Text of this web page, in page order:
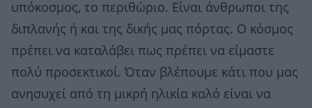
υπόκοσμος, το περιθώριο. Είναι άνθρωποι της
διπλανής ή και της δικής μας πόρτας. Ο κόσμος
πρέπει να καταλάβει πως πρέπει να είμαστε
πολύ προσεκτικοί. Όταν βλέπουμε κάτι που μας
ανησυχεί από τη μικρή ηλικία καλό είναι να